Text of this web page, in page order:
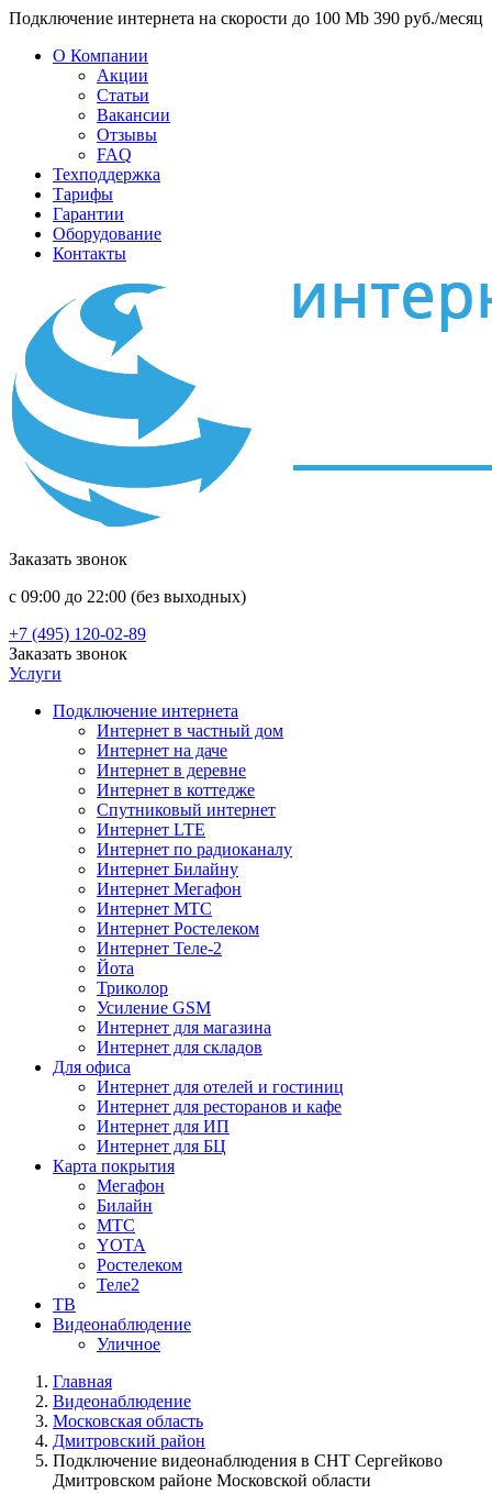
Подключение интернета на скорости до 100 Mb 390 руб./месяц
О Компании
Акции
Статьи
Вакансии
Отзывы
FAQ
Техподдержка
Тарифы
Гарантии
Оборудование
Контакты
Заказать звонок
с 09:00 до 22:00 (без выходных)
+7 (495) 120-02-89
Заказать звонок
Услуги
Подключение интернета
Интернет в частный дом
Интернет на даче
Интернет в деревне
Интернет в коттедже
Спутниковый интернет
Интернет LTE
Интернет по радиоканалу
Интернет Билайну
Интернет Мегафон
Интернет МТС
Интернет Ростелеком
Интернет Теле-2
Йота
Триколор
Усиление GSM
Интернет для магазина
Интернет для складов
Для офиса
Интернет для отелей и гостиниц
Интернет для ресторанов и кафе
Интернет для ИП
Интернет для БЦ
Карта покрытия
Мегафон
Билайн
МТС
YOTA
Ростелеком
Теле2
ТВ
Видеонаблюдение
Уличное
Главная
Видеонаблюдение
Московская область
Дмитровский район
Подключение видеонаблюдения в СНТ Сергейково
Дмитровском районе Московской области